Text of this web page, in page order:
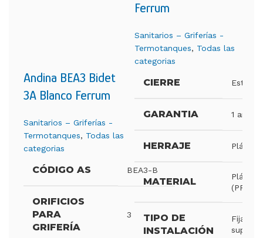
Andina BEA3 Bidet
3A Blanco Ferrum
Sanitarios – Griferías -
Termotanques, Todas las
categorias
CÓDIGO AS BEA3-B
ORIFICIOS
PARA
GRIFERÍA
3
Ferrum
Sanitarios – Griferías -
Termotanques, Todas las
categorias
CIERRE
GARANTIA 1 año
HERRAJE Plástico
MATERIAL
Plástico
(PP)
TIPO DE
INSTALACIÓN
Fijación
superior